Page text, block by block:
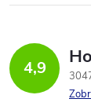
4,9